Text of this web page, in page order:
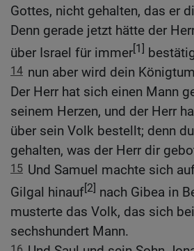
Gottes, nicht gehalten, das er
Denn gerade jetzt hätte der
über Israel für immer[1]
14 nun aber wird dein
Der Herr hat sich einen Mann
seinem Herzen, und der Herr
über sein Volk bestellt; denn
gehalten, was der Herr dir
15 Und Samuel machte sich
Gilgal hinauf[2] nach Gibea in
musterte das Volk, das sich
sechshundert Mann.